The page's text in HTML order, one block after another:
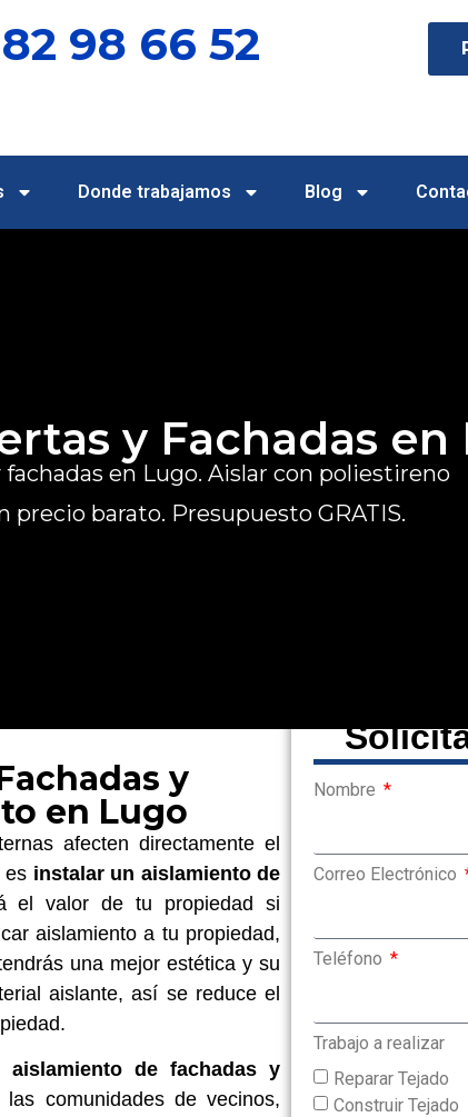
98 66 52
Donde trabajamos Blog
y Fachadas en
en Lugo. Aislar con poliestireno
barato. Presupuesto GRATIS.
y
en Lugo
afecten directamente el
es instalar un aislamiento de
el valor de tu propiedad si
aislamiento a tu propiedad,
una mejor estética y su
aislante, así se reduce el
aislamiento de fachadas y
comunidades de vecinos,
Nombre
Correo Electrónico
Teléfono
Trabajo a realizar
Reparar Tejado
Construir Tejado